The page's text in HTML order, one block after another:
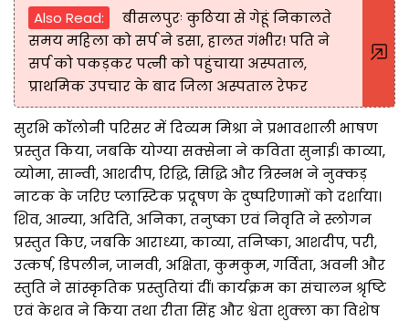
Also Read:
बीसलपुरः कुठिया से गेहूं निकालते
समय महिला को सर्प ने डसा, हालत गंभीर! पति ने
सर्प को पकड़कर पत्नी को पहुंचाया अस्पताल,
प्राथमिक उपचार के बाद जिला अस्पताल रेफर
सुरभि कॉलोनी परिसर में दिव्यम मिश्रा ने प्रभावशाली भाषण
प्रस्तुत किया, जबकि योग्या सक्सेना ने कविता सुनाई। काव्या,
व्योमा, सान्वी, आशदीप, रिद्धि, सिद्धि और त्रिस्नभ ने नुक्कड़
नाटक के जरिए प्लास्टिक प्रदूषण के दुष्परिणामों को दर्शाया।
शिव, आन्या, अदिति, अनिका, तनुष्का एवं निवृति ने स्लोगन
प्रस्तुत किए, जबकि आराध्या, काव्या, तनिष्का, आशदीप, परी,
उत्कर्ष, डिपलीन, जानवी, अक्षिता, कुमकुम, गर्विता, अवनी और
स्तुति ने सांस्कृतिक प्रस्तुतियां दीं। कार्यक्रम का संचालन श्रृष्टि
एवं केशव ने किया तथा रीता सिंह और श्वेता शुक्ला का विशेष